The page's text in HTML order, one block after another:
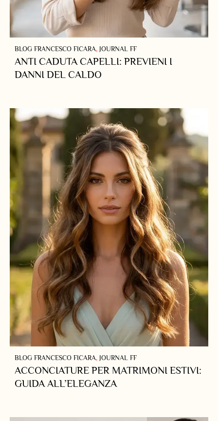
BLOG FRANCESCO FICARA, JOURNAL FF
ANTI CADUTA CAPELLI: PREVIENI I
DANNI DEL CALDO
BLOG FRANCESCO FICARA, JOURNAL FF
ACCONCIATURE PER MATRIMONI ESTIVI:
GUIDA ALL’ELEGANZA